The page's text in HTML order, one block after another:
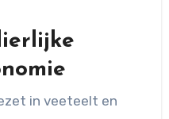
in veeteelt en